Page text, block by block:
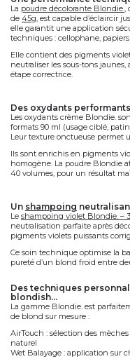
La poudre décolorante Blondie.,
de 45g, est capable d’éclaircir
elle garantit une application
techniques : cellophane,
Elle contient des pigments
neutraliser les sous-tons jaunes,
étape correctrice.
des oxydants
Les oxydants crème Blondie.
formats 90 ml (usage ciblé,
Leur texture onctueuse permet
Ils sont enrichis en pigments
homogène. La poudre Blondie
40 volumes, pour un résultat
un shampoing
Le shampoing violet Blondie. –
neutralisation parfaite après
pigments violets puissants
Ce soin technique optimise la
pureté d’un blond froid entre
des techniques personnalisables : airtouch, wet balayage,
blondish…
La gamme Blondie. est
de blond sur mesure :
AirTouch : sélection des
naturel
Wet Balayage : application sur